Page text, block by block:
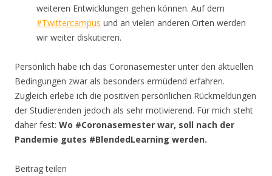
weiteren Entwicklungen gehen können. Auf dem
#Twittercampus und an vielen anderen Orten werden
wir weiter diskutieren.
Persönlich habe ich das Coronasemester unter den aktuellen
Bedingungen zwar als besonders ermüdend erfahren.
Zugleich erlebe ich die positiven persönlichen Rückmeldungen
der Studierenden jedoch als sehr motivierend. Für mich steht
daher fest: Wo #Coronasemester war, soll nach der
Pandemie gutes #BlendedLearning werden.
Beitrag teilen